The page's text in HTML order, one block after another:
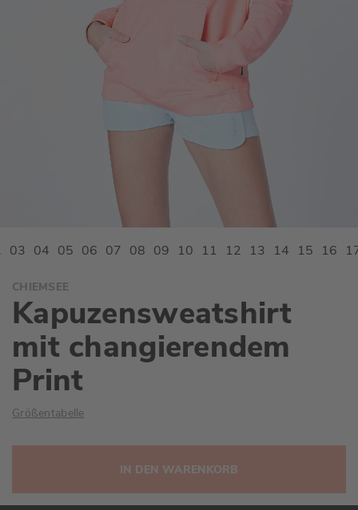
Anfang
der
Bildgalerie
springen
CHIEMSEE
Kapuzensweatshirt
mit changierendem
Print
Größentabelle
IN DEN WARENKORB